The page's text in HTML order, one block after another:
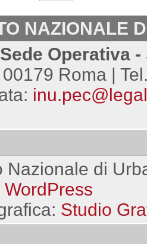
NAZIONALE
Operativa
Roma |
Nazionale di
WordPress
Studio